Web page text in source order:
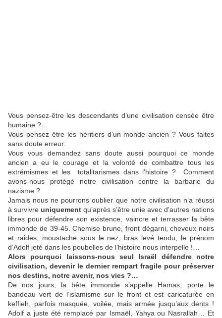
Vous pensez-être les descendants d’une civilisation censée être
humaine ?…
Vous pensez être les héritiers d’un monde ancien ? Vous faites
sans doute erreur.
Vous vous demandez sans doute aussi pourquoi ce monde
ancien a eu le courage et la volonté de combattre tous les
extrémismes et les totalitarismes dans l’histoire ? Comment
avons-nous protégé notre civilisation contre la barbarie du
nazisme ?
Jamais nous ne pourrons oublier que notre civilisation n’a réussi
à survivre uniquement qu’après s’être unie avec d’autres nations
libres pour défendre son existence, vaincre et terrasser la bête
immonde de 39-45. Chemise brune, front dégarni, cheveux noirs
et raides, moustache sous le nez, bras levé tendu, le prénom
d’Adolf jeté dans les poubelles de l’histoire nous interpelle !…
Alors pourquoi laissons-nous seul Israël défendre notre
civilisation, devenir le dernier rempart fragile pour préserver
nos destins, notre avenir, nos vies ?…
De nos jours, la bête immonde s’appelle Hamas, porte le
bandeau vert de l’islamisme sur le front et est caricaturée en
keffieh, parfois masquée, voilée, mais armée jusqu’aux dents !
Adolf a juste été remplacé par Ismaël, Yahya ou Nasrallah… Et